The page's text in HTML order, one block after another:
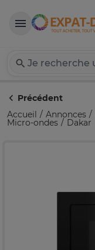
Précédent
Accueil
Annonces
Micro-ondes Dakar